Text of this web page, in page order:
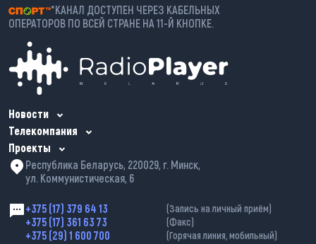
*КАНАЛ ДОСТУПЕН ЧЕРЕЗ КАБЕЛЬНЫХ
ОПЕРАТОРОВ ПО ВСЕЙ СТРАНЕ НА 11-Й КНОПКЕ.
Новости
Телекомпания
Проекты
Республика Беларусь, 220029, г. Минск,
ул. Коммунистическая, 6
+375 (17) 379 64 13 (Запись на личный приём)
+375 (17) 361 63 73 (Факс)
+375 (29) 1 600 700 (Горячая линия, мобильный)